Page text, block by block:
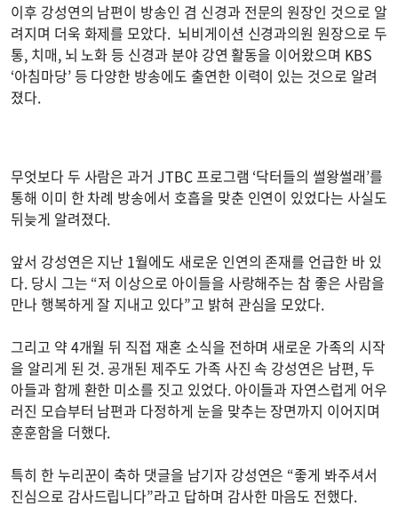
이후 강성연의 남편이 방송인 겸 신경과 전문의 원장인 것으로 알
려지며 더욱 화제를 모았다. 뇌비게이션 신경과의원 원장으로 두
통, 치매, 뇌 노화 등 신경과 분야 강연 활동을 이어왔으며 KBS
‘아침마당’ 등 다양한 방송에도 출연한 이력이 있는 것으로 알려
졌다.
무엇보다 두 사람은 과거 JTBC 프로그램 ‘닥터들의 썰왕썰래’를
통해 이미 한 차례 방송에서 호흡을 맞춘 인연이 있었다는 사실도
뒤늦게 알려졌다.
앞서 강성연은 지난 1월에도 새로운 인연의 존재를 언급한 바 있
다. 당시 그는 “저 이상으로 아이들을 사랑해주는 참 좋은 사람을
만나 행복하게 잘 지내고 있다”고 밝혀 관심을 모았다.
그리고 약 4개월 뒤 직접 재혼 소식을 전하며 새로운 가족의 시작
을 알리게 된 것. 공개된 제주도 가족 사진 속 강성연은 남편, 두
아들과 함께 환한 미소를 짓고 있었다. 아이들과 자연스럽게 어우
러진 모습부터 남편과 다정하게 눈을 맞추는 장면까지 이어지며
훈훈함을 더했다.
특히 한 누리꾼이 축하 댓글을 남기자 강성연은 “좋게 봐주셔서
진심으로 감사드립니다”라고 답하며 감사한 마음도 전했다.